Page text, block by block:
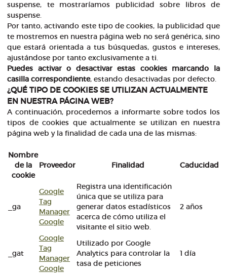
suspense, te mostraríamos publicidad sobre libros de
suspense.
Por tanto, activando este tipo de cookies, la publicidad que
te mostremos en nuestra página web no será genérica, sino
que estará orientada a tus búsquedas, gustos e intereses,
ajustándose por tanto exclusivamente a ti.
Puedes activar o desactivar estas cookies marcando la
casilla correspondiente, estando desactivadas por defecto.
¿QUÉ TIPO DE COOKIES SE UTILIZAN ACTUALMENTE
EN NUESTRA PÁGINA WEB?
A continuación, procedemos a informarte sobre todos los
tipos de cookies que actualmente se utilizan en nuestra
página web y la finalidad de cada una de las mismas:
Nombre
de la
cookie
Proveedor Finalidad Caducidad
_ga
Google
Tag
Manager
Google
Registra una identificación
única que se utiliza para
generar datos estadísticos
acerca de cómo utiliza el
visitante el sitio web.
2 años
_gat
Google
Tag
Manager
Google
Utilizado por Google
Analytics para controlar la
tasa de peticiones
1 día